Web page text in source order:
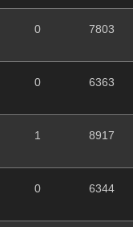
0 7803
0 6363
1 8917
0 6344